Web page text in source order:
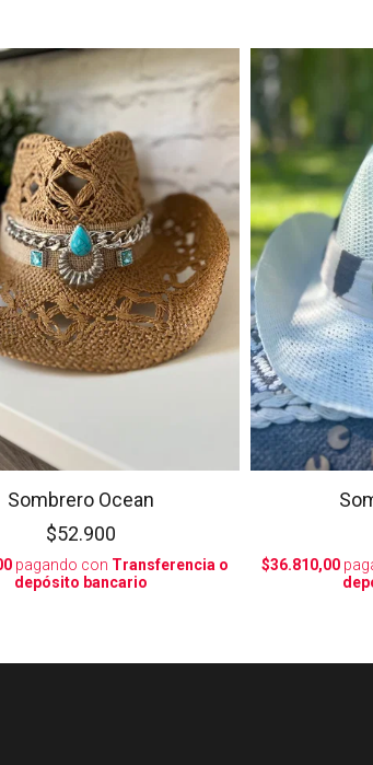
Sombrero Ocean
$52.900
pagando con Transferencia o
depósito bancario
$36.810,00